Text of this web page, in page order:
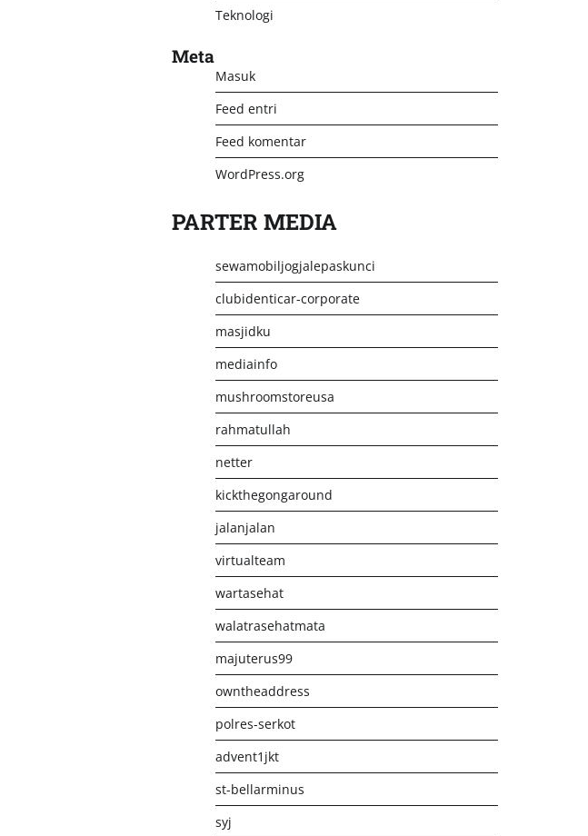
Teknologi
Meta
Masuk
Feed entri
Feed komentar
WordPress.org
PARTER MEDIA
sewamobiljogjalepaskunci
clubidenticar-corporate
masjidku
mediainfo
mushroomstoreusa
rahmatullah
netter
kickthegongaround
jalanjalan
virtualteam
wartasehat
walatrasehatmata
majuterus99
owntheaddress
polres-serkot
advent1jkt
st-bellarminus
syj